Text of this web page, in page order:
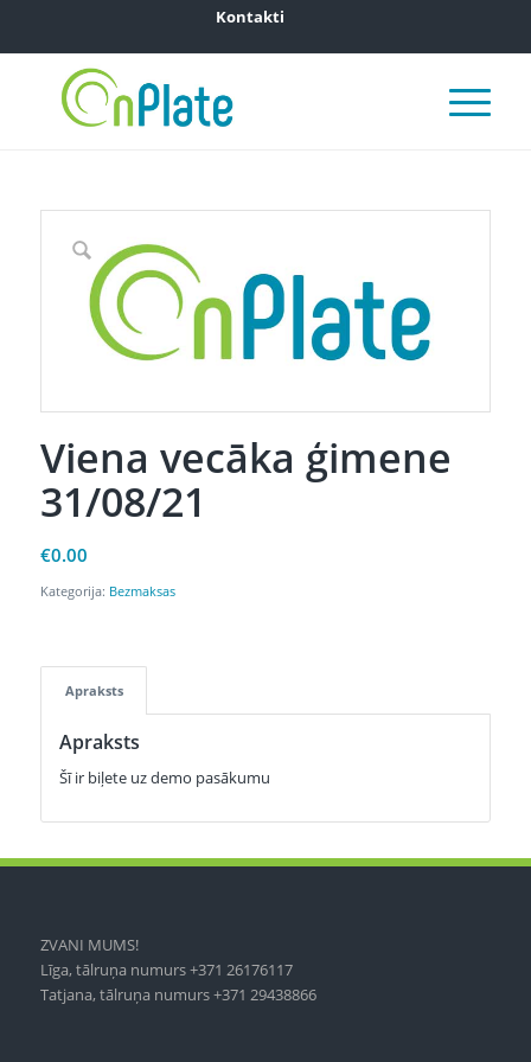
Kontakti
Viena vecāka ģimene
31/08/21
€0.00
Kategorija: Bezmaksas
Apraksts
Apraksts
Šī ir biļete uz demo pasākumu
ZVANI MUMS!
Līga, tālruņa numurs +371 26176117
Tatjana, tālruņa numurs +371 29438866